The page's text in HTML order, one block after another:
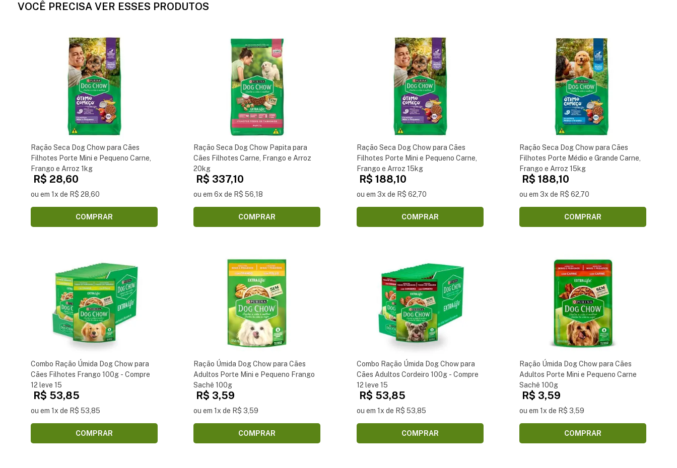
VOCÊ PRECISA VER ESSES PRODUTOS
Ração Seca Dog Chow para Cães
Filhotes Porte Mini e Pequeno Carne,
Frango e Arroz 1kg
R$ 28,60
ou em 1x de R$ 28,60
COMPRAR
Ração Seca Dog Chow Papita para
Cães Filhotes Carne, Frango e Arroz
20kg
R$ 337,10
ou em 6x de R$ 56,18
COMPRAR
Ração Seca Dog Chow para Cães
Filhotes Porte Mini e Pequeno Carne,
Frango e Arroz 15kg
R$ 188,10
ou em 3x de R$ 62,70
COMPRAR
Ração Seca Dog Chow para Cães
Filhotes Porte Médio e Grande Carne,
Frango e Arroz 15kg
R$ 188,10
ou em 3x de R$ 62,70
COMPRAR
Combo Ração Úmida Dog Chow para
Cães Filhotes Frango 100g - Compre
12 leve 15
R$ 53,85
ou em 1x de R$ 53,85
COMPRAR
Ração Úmida Dog Chow para Cães
Adultos Porte Mini e Pequeno Frango
Sachê 100g
R$ 3,59
ou em 1x de R$ 3,59
COMPRAR
Combo Ração Úmida Dog Chow para
Cães Adultos Cordeiro 100g - Compre
12 leve 15
R$ 53,85
ou em 1x de R$ 53,85
COMPRAR
Ração Úmida Dog Chow para Cães
Adultos Porte Mini e Pequeno Carne
Sachê 100g
R$ 3,59
ou em 1x de R$ 3,59
COMPRAR